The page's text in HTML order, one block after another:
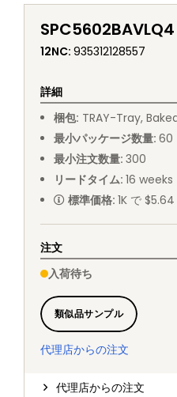
SPC5602BAVLQ4
12NC: 935312128557
詳細
梱包: TRAY-Tray,
最小パッケージ数量: 60
最小注文数量: 300
リードタイム: 16 weeks
標準価格: 1K で $5.64
注文
入荷待ち
類似品サンプル
代理店からの注文
代理店からの注文